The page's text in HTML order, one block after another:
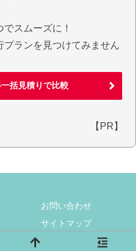
スムーズに！
ランを見つけてみません
括見積りで比較
【PR】
お問い合わせ
サイトマップ
イタじゃぽ.